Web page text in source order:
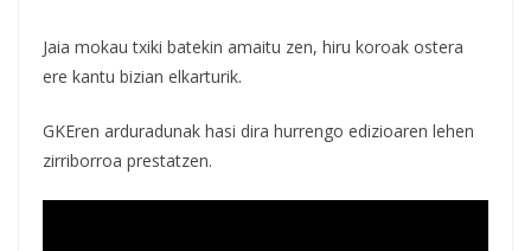
Jaia mokau txiki batekin amaitu zen, hiru koroak ostera
ere kantu bizian elkarturik.
GKEren arduradunak hasi dira hurrengo edizioaren lehen
zirriborroa prestatzen.